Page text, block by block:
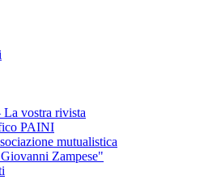
vostra rivista
PAINI
mutualistica
Zampese"